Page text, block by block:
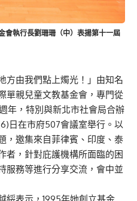
會執行長劉珊珊（中）表揚第十一屆
方由我們點上燭光！」由知名
單親兒童文教基金會，專門從
年，特別與新北市社會局合辦
日在市府507會議室舉行。以
，邀集來自菲律賓、印度、泰
者，針對庇護機構所面臨的困
服務等進行分享交流，會中並